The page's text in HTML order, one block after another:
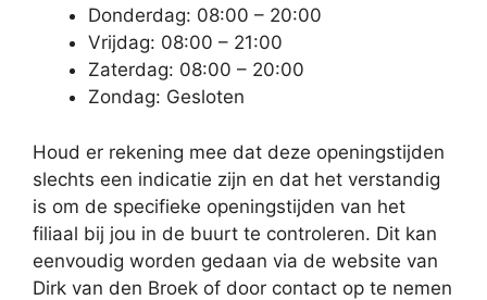
Donderdag: 08:00 – 20:00
Vrijdag: 08:00 – 21:00
Zaterdag: 08:00 – 20:00
Zondag: Gesloten
Houd er rekening mee dat deze openingstijden
slechts een indicatie zijn en dat het verstandig
is om de specifieke openingstijden van het
filiaal bij jou in de buurt te controleren. Dit kan
eenvoudig worden gedaan via de website van
Dirk van den Broek of door contact op te nemen